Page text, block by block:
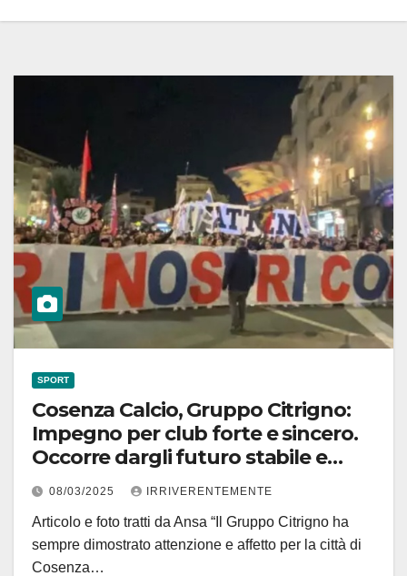
SPORT
Cosenza Calcio, Gruppo Citrigno:
Impegno per club forte e sincero.
Occorre dargli futuro stabile e
ambizioso
08/03/2025 IRRIVERENTEMENTE
Articolo e foto tratti da Ansa “Il Gruppo Citrigno ha
sempre dimostrato attenzione e affetto per la città di
Cosenza…